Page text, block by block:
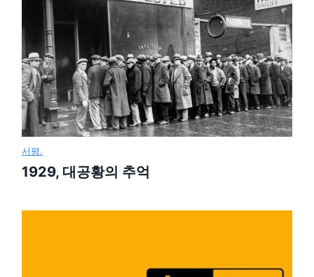
서평.
1929, 대공황의 추억